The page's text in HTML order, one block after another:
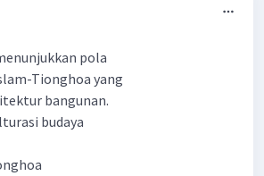
pola
Tionghoa yang
bangunan.
budaya